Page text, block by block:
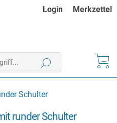
Login Merkzettel
Schulter
runder Schulter